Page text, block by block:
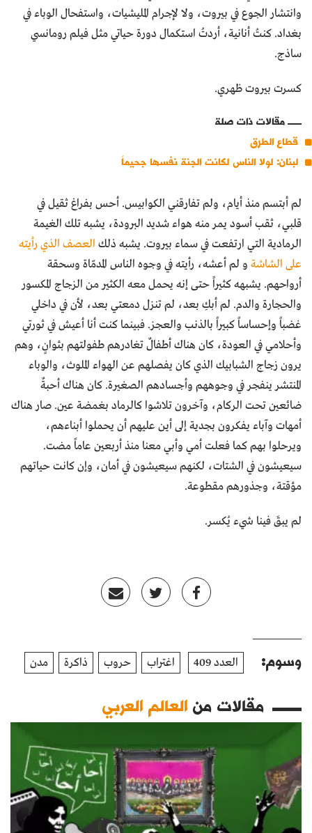
وانتشار الجوع في بيروت، ولا لإجرام المليشيات، واستفحال الوباء في
بغداد. كنتُ أنانية، أردتُ استكمال دورة حياتي مثل فيلم رومانسي
ساذج.
كسرت بيروت ظهري.
مقالات ذات صلة
قطاع الطرق
لبنان: لولا الناس لكانت الجنة نفسها جحيماً
لم أبتسم منذ أيام، ولم تفارقني الكوابيس. أحس بفراغ ثقيل في
قلبي، ثقب أسود يمر منه هواء شديد البرودة، يشبه تلك الغيمة
الرمادية التي ارتفعت في سماء بيروت. يشبه ذلك العصف الذي رأيته
على الشاشة و لم أعشه، رأيته في وجوه الناس المدمّاة وسحقة
أرواحهم. يشبهه كثيراً حتى إنه يحمل معه الكثير من الزجاج المكسور
والحجارة والدم. لم أبكِ بعد، لم تنزل دمعتي بعد، لأن في داخلي
غضباً وإحساساً كبيراً بالذنب والعجز. فبينما كنت أنا أعيش في ثورتي
وأحلامي في العودة، كان هناك أطفالٌ تغادرهم طفولتهم بثوانٍ، وهم
يرون زجاج الشبابيك الذي كان يفصلهم عن الهواء الملوث، والوباء
المنتشر ينفجر في وجوههم وأجسادهم الصغيرة. كان هناك أحبةٌ
ضائعين تحت الركام، وآخرون تلاشوا كالرماد بغمضة عين. صار هناك
أمهات وآباء يفكرون بجدية إلى أين عليهم أن يحملوا أبناءهم،
ويرحلوا بهم كما فعلت أمي وأبي معنا منذ أربعين عاماً مضت.
سيعيشون في الشتات، لكنهم سيعيشون في أمان، وإن كانت حياتهم
مؤقتة، وجذورهم مقطوعة.
لم يبقَ فينا شيء يُكسر.
وسوم: العدد 409 اغتراب حروب ذاكرة مدن
مقالات منالعالم العربي